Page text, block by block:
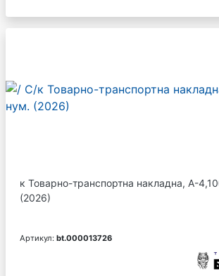
к Товарно-транспортна накладна, А-
(2026)
Артикул: bt.000013726